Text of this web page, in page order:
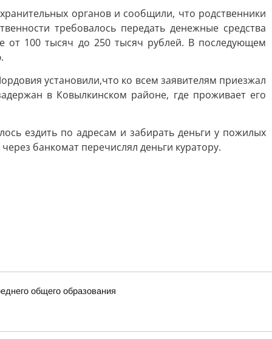
органов и сообщили, что родственники
требовалось передать денежные средства
от 100 тысяч до 250 тысяч рублей. В последующем
установили,что ко всем заявителям приезжал
в Ковылкинском районе, где проживает его
ездить по адресам и забирать деньги у пожилых
банкомат перечислял деньги куратору.
общего образования